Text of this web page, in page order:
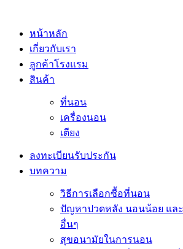
หน้าหลัก
เกี่ยวกับเรา
ลูกค้าโรงแรม
สินค้า
ที่นอน
เครื่องนอน
เตียง
ลงทะเบียนรับประกัน
บทความ
วิธีการเลือกซื้อที่นอน
ปัญหาปวดหลัง นอนน้อย และ
อื่นๆ
สุขอนามัยในการนอน